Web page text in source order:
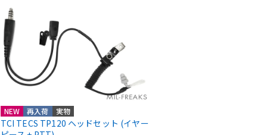
NEW 再入荷 実物
TCI TECS TP120 ヘッドセット (イヤー